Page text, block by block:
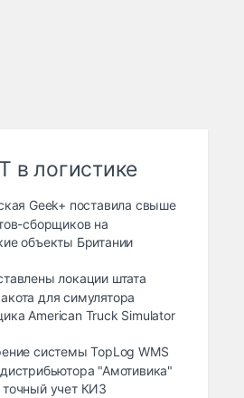
в логистике
Geek+ поставила свыше
сборщиков на
объекты Британии
локации штата
для симулятора
American Truck Simulator
системы TopLog WMS
"Амотивика"
точный учет КИЗ